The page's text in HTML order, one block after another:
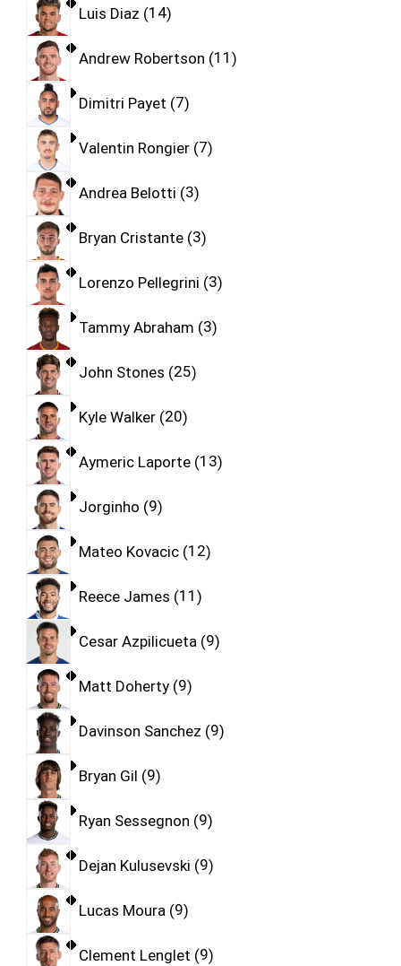
Luis Diaz 14
Andrew Robertson 11
Dimitri Payet 7
Valentin Rongier 7
Andrea Belotti 3
Bryan Cristante 3
Lorenzo Pellegrini 3
Tammy Abraham 3
John Stones 25
Kyle Walker 20
Aymeric Laporte 13
Jorginho 9
Mateo Kovacic 12
Reece James 11
Cesar Azpilicueta 9
Matt Doherty 9
Davinson Sanchez 9
Bryan Gil 9
Ryan Sessegnon 9
Dejan Kulusevski 9
Lucas Moura 9
Clement Lenglet 9